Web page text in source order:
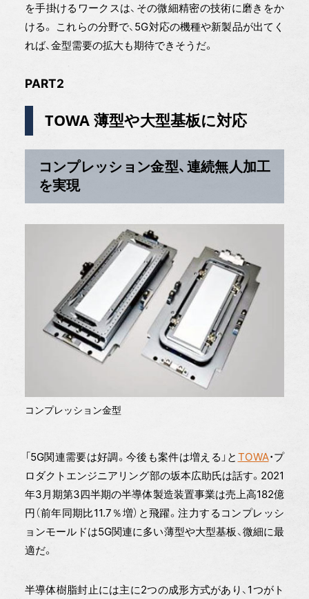
を手掛けるワークスは、その微細精密の技術に磨きをか
ける。 これらの分野で、5G対応の機種や新製品が出てく
れば、金型需要の拡大も期待できそうだ。
PART2
TOWA 薄型や大型基板に対応
コンプレッション金型、連続無人加工
を実現
コンプレッション金型
「5G関連需要は好調。今後も案件は増える」と TOWA・プ
ロダクトエンジニアリング部の坂本広助氏は話す。2021
年3月期第3四半期の半導体製造装置事業は売上高182億
円（前年同期比11.7％増）と飛躍。注力するコンプレッシ
ョンモールドは5G関連に多い薄型や大型基板、微細に最
適だ。
半導体樹脂封止には主に2つの成形方式があり、1つがト